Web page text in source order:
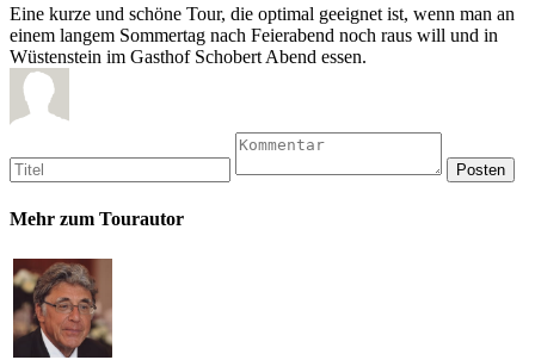
Eine kurze und schöne Tour, die optimal geeignet ist, wenn man an
einem langem Sommertag nach Feierabend noch raus will und in
Wüstenstein im Gasthof Schobert Abend essen.
Mehr zum Tourautor